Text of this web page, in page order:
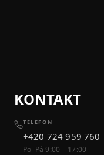
KONTAKT
TELEFON
+420 724 959 760
Po–Pá 9:00 – 17:00